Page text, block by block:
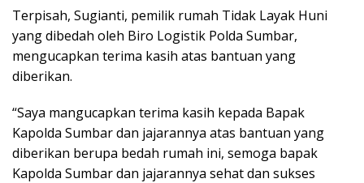
Terpisah, Sugianti, pemilik rumah Tidak Layak Huni
yang dibedah oleh Biro Logistik Polda Sumbar,
mengucapkan terima kasih atas bantuan yang
diberikan.
“Saya mangucapkan terima kasih kepada Bapak
Kapolda Sumbar dan jajarannya atas bantuan yang
diberikan berupa bedah rumah ini, semoga bapak
Kapolda Sumbar dan jajarannya sehat dan sukses